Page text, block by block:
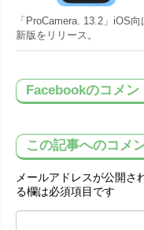
「ProCamera. 13.2」iOS向
新版をリリース。
Facebookのコメン
この記事へのコメ
メールアドレスが公開さ
る欄は必須項目です